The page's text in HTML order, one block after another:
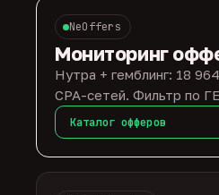
NeOffers
Мониторинг
Нутра + гемблинг: 18
CPA-сетей. Фильтр по
Каталог офферов